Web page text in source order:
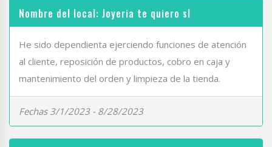
Nombre del local: Joyeria te quiero sl
He sido dependienta ejerciendo funciones de atención
al cliente, reposición de productos, cobro en caja y
mantenimiento del orden y limpieza de la tienda.
Fechas 3/1/2023 - 8/28/2023